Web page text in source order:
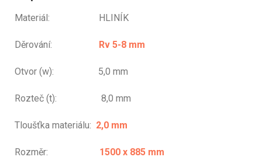
Materiál: HLINÍK
Děrování: Rv 5-8 mm
Otvor (w): 5,0 mm
Rozteč (t): 8,0 mm
Tloušťka materiálu: 2,0 mm
Rozměr: 1500 x 885 mm